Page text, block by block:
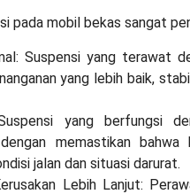
pada mobil bekas sangat
Suspensi yang terawat
yang lebih baik,
yang berfungsi
memastikan
jalan dan situasi darurat.
Lebih Lanjut: